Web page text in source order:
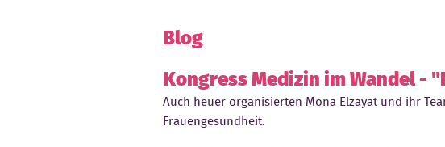
Blog
Kongress Medizin im Wandel -
Auch heuer organisierten Mona Elzayat und ihr
Frauengesundheit.